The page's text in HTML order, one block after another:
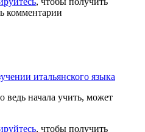
комментарии
итальянского языка
ведь начала учить, может
, чтобы получить